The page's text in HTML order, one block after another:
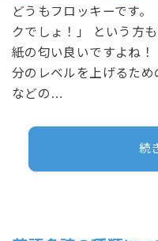
どうもフロッキーです
クでしょ！」 という方
紙の匂い良いですよね
分のレベルを上げるた
などの…
続